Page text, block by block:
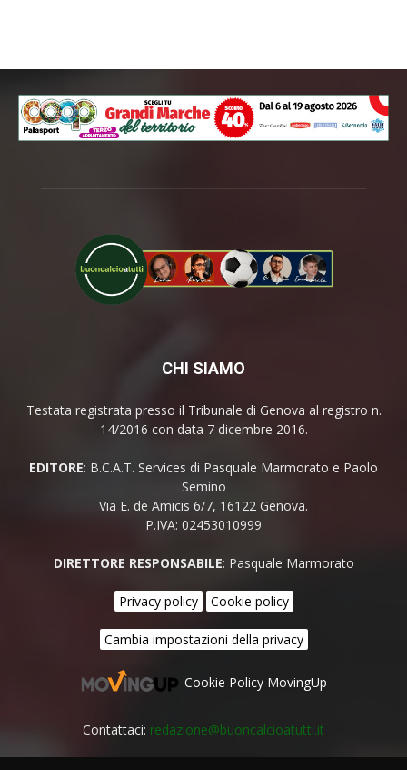
CHI SIAMO
Testata registrata presso il Tribunale di Genova al registro n.
14/2016 con data 7 dicembre 2016.
EDITORE: B.C.A.T. Services di Pasquale Marmorato e Paolo
Semino
Via E. de Amicis 6/7, 16122 Genova.
P.IVA: 02453010999
DIRETTORE RESPONSABILE: Pasquale Marmorato
Privacy policy Cookie policy
Cambia impostazioni della privacy
Cookie Policy MovingUp
Contattaci: redazione@buoncalcioatutti.it